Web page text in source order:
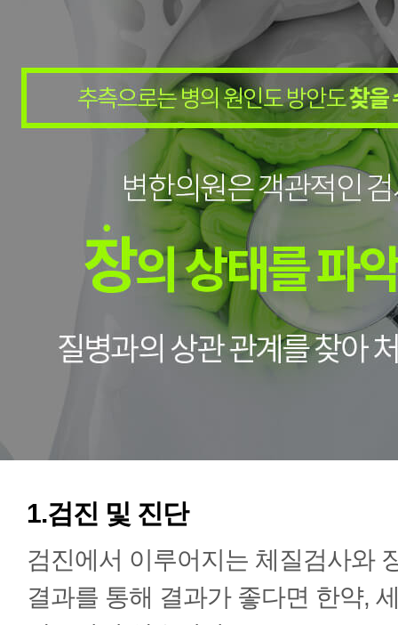
1.검진 및 진단
검진에서 이루어지는 체질검사와
결과를 통해 결과가 좋다면 한약,